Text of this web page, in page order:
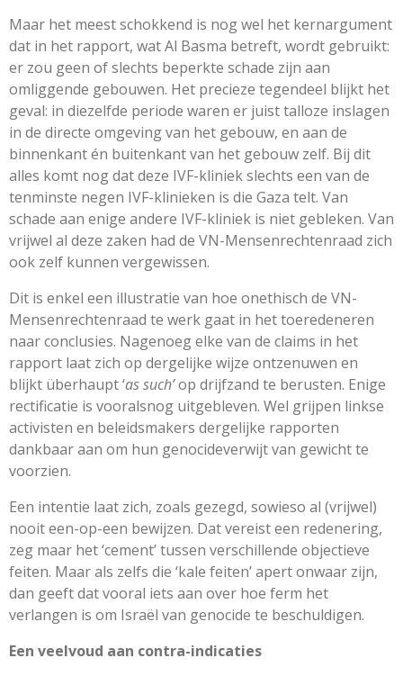
Maar het meest schokkend is nog wel het kernargument
dat in het rapport, wat Al Basma betreft, wordt gebruikt:
er zou geen of slechts beperkte schade zijn aan
omliggende gebouwen. Het precieze tegendeel blijkt het
geval: in diezelfde periode waren er juist talloze inslagen
in de directe omgeving van het gebouw, en aan de
binnenkant én buitenkant van het gebouw zelf. Bij dit
alles komt nog dat deze IVF-kliniek slechts een van de
tenminste negen IVF-klinieken is die Gaza telt. Van
schade aan enige andere IVF-kliniek is niet gebleken. Van
vrijwel al deze zaken had de VN-Mensenrechtenraad zich
ook zelf kunnen vergewissen.
Dit is enkel een illustratie van hoe onethisch de VN-
Mensenrechtenraad te werk gaat in het toeredeneren
naar conclusies. Nagenoeg elke van de claims in het
rapport laat zich op dergelijke wijze ontzenuwen en
blijkt überhaupt ‘as such’op drijfzand te berusten. Enige
rectificatie is vooralsnog uitgebleven. Wel grijpen linkse
activisten en beleidsmakers dergelijke rapporten
dankbaar aan om hun genocideverwijt van gewicht te
voorzien.
Een intentie laat zich, zoals gezegd, sowieso al (vrijwel)
nooit een-op-een bewijzen. Dat vereist een redenering,
zeg maar het ‘cement’ tussen verschillende objectieve
feiten. Maar als zelfs die ‘kale feiten’ apert onwaar zijn,
dan geeft dat vooral iets aan over hoe ferm het
verlangen is om Israël van genocide te beschuldigen.
Een veelvoud aan contra-indicaties